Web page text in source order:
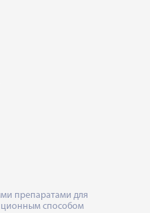
препаратами для
способом